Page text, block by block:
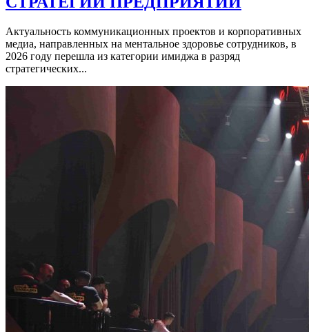
Актуальность коммуникационных проектов и корпоративных
медиа, направленных на ментальное здоровье сотрудников, в
2026 году перешла из категории имиджа в разряд
стратегических...